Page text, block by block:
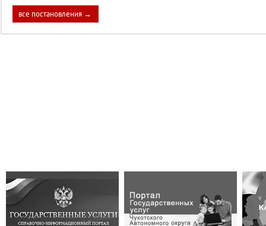
все постановления →